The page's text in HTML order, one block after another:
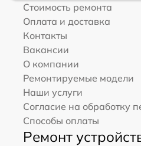
Стоимость ремонта
Оплата и доставка
Контакты
Вакансии
О компании
Ремонтируемые модели
Наши услуги
Согласие на обработку
Способы оплаты
Ремонт